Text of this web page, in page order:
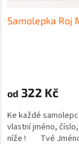
Samolepka Roj
od 322 Kč
Ke každé
vlastní jméno,
níže ! Tvé